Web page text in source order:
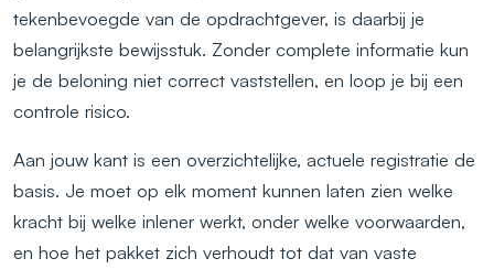
tekenbevoegde van de opdrachtgever, is daarbij je
belangrijkste bewijsstuk. Zonder complete informatie kun
je de beloning niet correct vaststellen, en loop je bij een
controle risico.
Aan jouw kant is een overzichtelijke, actuele registratie de
basis. Je moet op elk moment kunnen laten zien welke
kracht bij welke inlener werkt, onder welke voorwaarden,
en hoe het pakket zich verhoudt tot dat van vaste